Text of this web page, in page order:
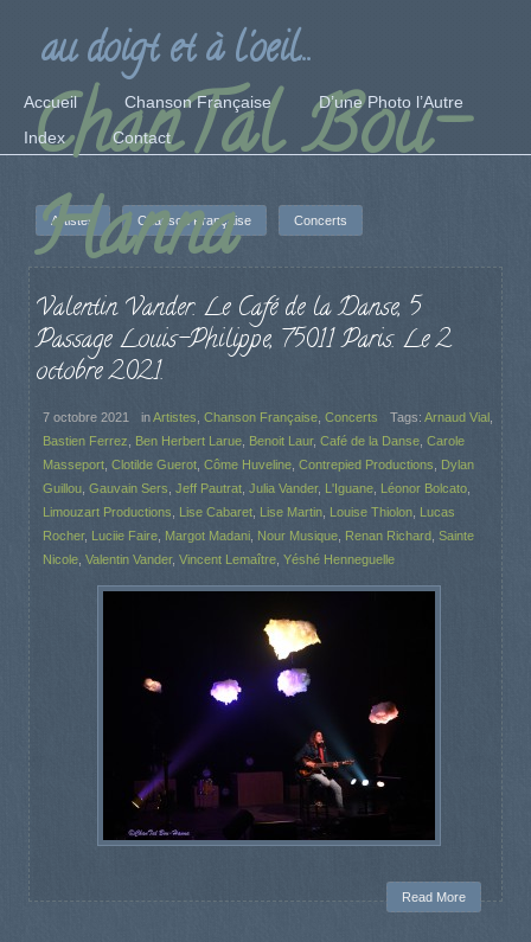
ChanTal Bou-
Hanna
au doigt et à l'oeil...
Accueil Chanson Française
D’une Photo l’Autre
Index
Contact
Artistes Chanson Française Concerts
Valentin Vander. Le Café de la Danse, 5
Passage Louis-Philippe, 75011 Paris. Le 2
octobre 2021.
7 octobre 2021 inArtistes Chanson Française Concerts Tags: Arnaud Vial
Bastien Ferrez
Ben Herbert Larue Benoit Laur, Café de la Danse Carole
Masseport Clotilde Guerot Côme Huveline Contrepied Productions
Dylan
Guillou Gauvain Sers Jeff Pautrat Julia Vander, L'Iguane Léonor Bolcato
Limouzart Productions
Lise Cabaret Lise Martin Louise Thiolon Lucas
Rocher, Luciie Faire Margot Madani Nour Musique Renan Richard Sainte
Nicole Valentin Vander, Vincent Lemaître Yéshé Henneguelle
Read More